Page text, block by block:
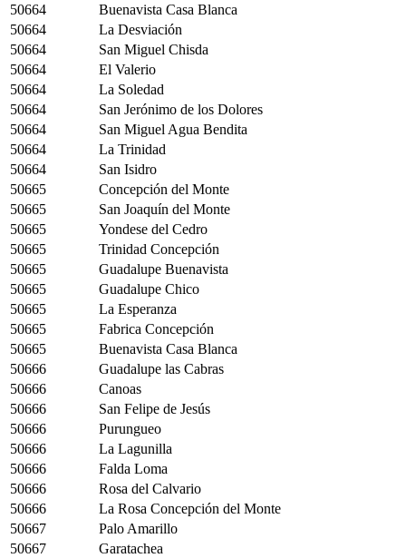
50664
Buenavista Casa Blanca
50664
La Desviación
50664
San Miguel Chisda
50664
El Valerio
50664
La Soledad
50664
San Jerónimo de los Dolores
50664
San Miguel Agua Bendita
50664
La Trinidad
50664
San Isidro
50665
Concepción del Monte
50665
San Joaquín del Monte
50665
Yondese del Cedro
50665
Trinidad Concepción
50665
Guadalupe Buenavista
50665
Guadalupe Chico
50665
La Esperanza
50665
Fabrica Concepción
50665
Buenavista Casa Blanca
50666
Guadalupe las Cabras
50666
Canoas
50666
San Felipe de Jesús
50666
Purungueo
50666
La Lagunilla
50666
Falda Loma
50666
Rosa del Calvario
50666
La Rosa Concepción del Monte
50667
Palo Amarillo
50667
Garatachea